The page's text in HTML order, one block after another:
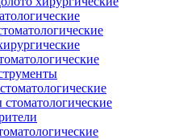
стоматологические